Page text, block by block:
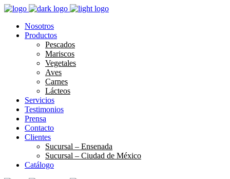
Nosotros
Productos
Pescados
Mariscos
Vegetales
Aves
Carnes
Lácteos
Servicios
Testimonios
Prensa
Contacto
Clientes
Sucursal – Ensenada
Sucursal – Ciudad de México
Catálogo